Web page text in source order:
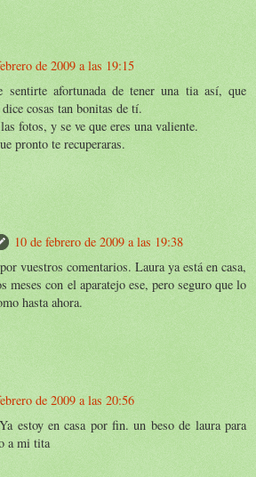
de 2009 a las 19:15
sentirte afortunada de tener una tia así, que
cosas tan bonitas de tí.
fotos, y se ve que eres una valiente.
pronto te recuperaras.
10 de febrero de 2009 a las 19:38
vuestros comentarios. Laura ya está en casa,
meses con el aparatejo ese, pero seguro que lo
hasta ahora.
de 2009 a las 20:56
estoy en casa por fin. un beso de laura para
a mi tita